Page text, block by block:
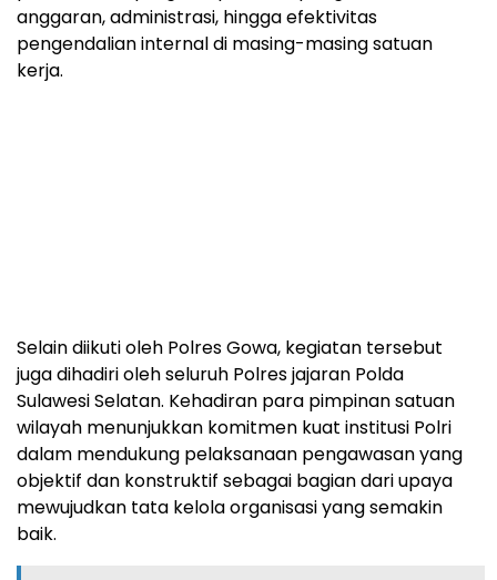
anggaran, administrasi, hingga efektivitas
pengendalian internal di masing-masing satuan
kerja.
Selain diikuti oleh Polres Gowa, kegiatan tersebut
juga dihadiri oleh seluruh Polres jajaran Polda
Sulawesi Selatan. Kehadiran para pimpinan satuan
wilayah menunjukkan komitmen kuat institusi Polri
dalam mendukung pelaksanaan pengawasan yang
objektif dan konstruktif sebagai bagian dari upaya
mewujudkan tata kelola organisasi yang semakin
baik.